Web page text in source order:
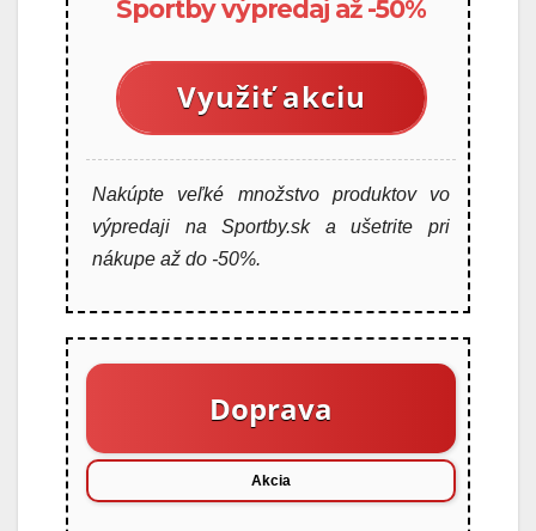
Sportby výpredaj až -50%
Využiť akciu
Nakúpte veľké množstvo produktov vo
výpredaji na Sportby.sk a ušetrite pri
nákupe až do -50%.
Doprava
Akcia